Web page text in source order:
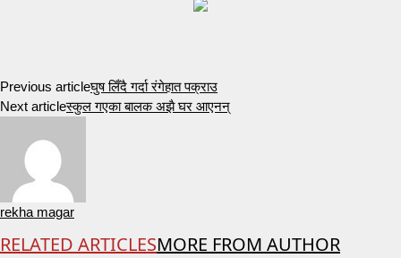
Previous articleघुष लिँदै गर्दा रंगेहात पक्राउ
Next articleस्कुल गएका बालक अझै घर आएनन्
rekha magar
RELATED ARTICLESMORE FROM AUTHOR